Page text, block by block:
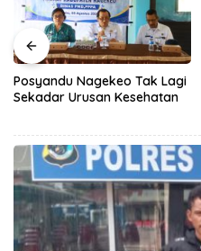
Posyandu Nagekeo Tak Lagi
Sekadar Urusan Kesehatan